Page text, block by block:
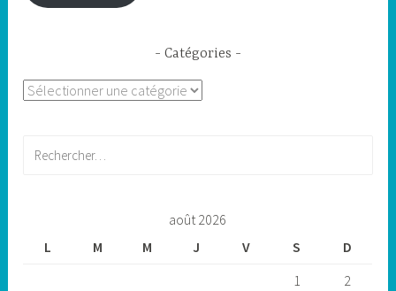
Catégories
Catégories
août 2026
L
M M J V S
D
1
2